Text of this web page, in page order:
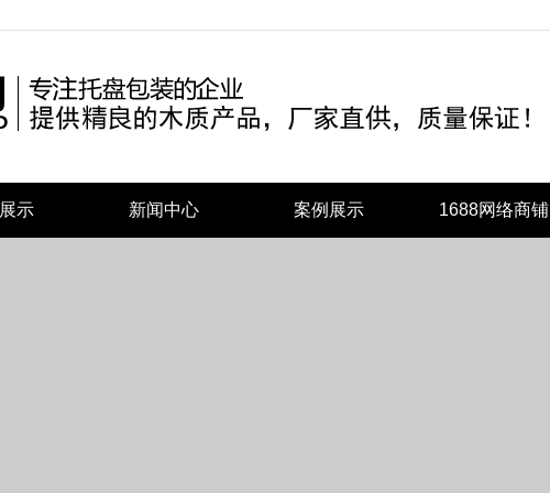
示 新闻中心 案例展示 1688网络商铺